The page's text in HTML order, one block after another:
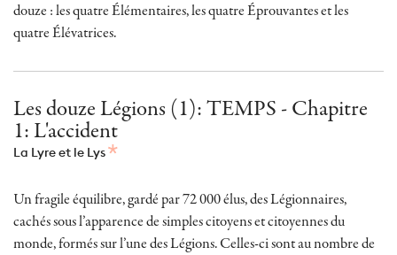
douze : les quatre Élémentaires, les quatre Éprouvantes et les
quatre Élévatrices.
Les douze Légions (1): TEMPS - Chapitre
1: L'accident
La Lyre et le Lys
Un fragile équilibre, gardé par 72 000 élus, des Légionnaires,
cachés sous l’apparence de simples citoyens et citoyennes du
monde, formés sur l’une des Légions. Celles-ci sont au nombre de